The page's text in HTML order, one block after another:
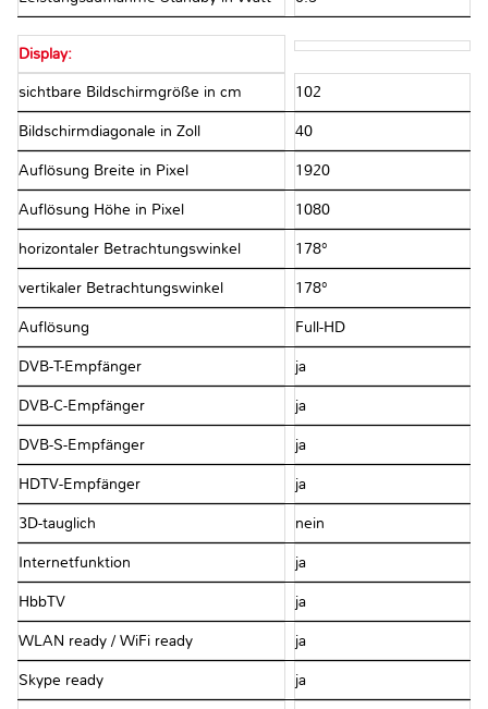
Display:
sichtbare Bildschirmgröße in cm 102
Bildschirmdiagonale in Zoll 40
Auflösung Breite in Pixel 1920
Auflösung Höhe in Pixel 1080
horizontaler Betrachtungswinkel 178°
vertikaler Betrachtungswinkel 178°
Auflösung Full-HD
DVB-T-Empfänger ja
DVB-C-Empfänger ja
DVB-S-Empfänger ja
HDTV-Empfänger ja
3D-tauglich nein
Internetfunktion ja
HbbTV ja
WLAN ready / WiFi ready ja
Skype ready ja